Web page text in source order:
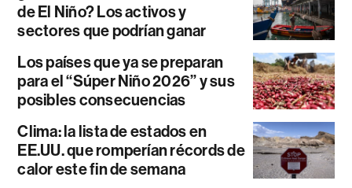
de El Niño? Los activos y
sectores que podrían ganar
Los países que ya se preparan
para el “Súper Niño 2026” y sus
posibles consecuencias
Clima: la lista de estados en
EE.UU. que romperían récords de
calor este fin de semana